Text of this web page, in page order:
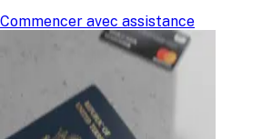
Commencer avec assistance